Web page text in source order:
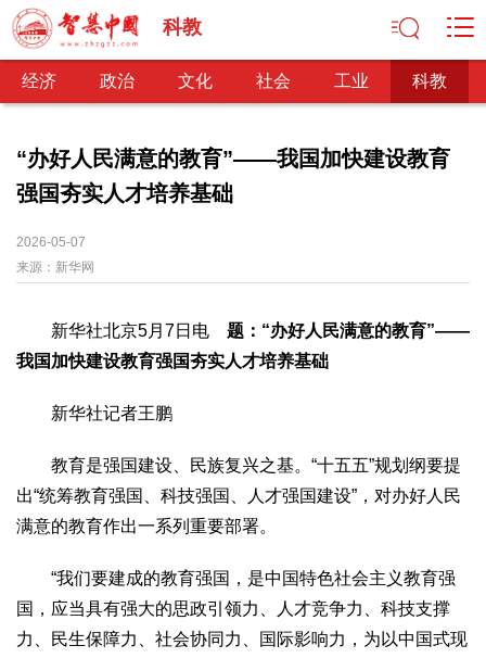
科教
经济 政治 文化 社会 工业 科教
经济
经济观察
经济转型
民主政治
观察思考
文化
中华文化 核心价值 文化产业 文化事业
艺术百家
文化观察
智海钩沉
社会
社会治理 社会保障 城乡发展 民生建设
工业
装备制造 智能制造 制造2025 大国工匠
“办好人民满意的教育”——我国加快建设教育
强国夯实人才培养基础
2026-05-07
来源： 新华网
新华社北京5月7日电 题：“办好人民满意的教育”——
我国加快建设教育强国夯实人才培养基础
新华社记者王鹏
教育是强国建设、民族复兴之基。“十五五”规划纲要提
出“统筹教育强国、科技强国、人才强国建设”，对办好人民
满意的教育作出一系列重要部署。
“我们要建成的教育强国，是中国特色社会主义教育强
国，应当具有强大的思政引领力、人才竞争力、科技支撑
力、民生保障力、社会协同力、国际影响力，为以中国式现